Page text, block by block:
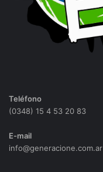
Teléfono
(0348) 15 4 53 20 83
E-mail
info@generacione.com.ar